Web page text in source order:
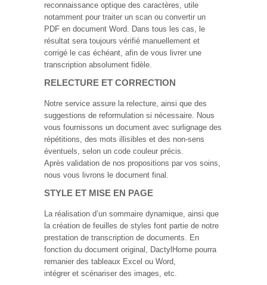
reconnaissance optique des caractères, utile
notamment pour traiter un scan ou convertir un
PDF en document Word. Dans tous les cas, le
résultat sera toujours vérifié manuellement et
corrigé le cas échéant, afin de vous livrer une
transcription absolument fidèle.
RELECTURE ET CORRECTION
Notre service assure la relecture, ainsi que des
suggestions de reformulation si nécessaire. Nous
vous fournissons un document avec surlignage des
répétitions, des mots illisibles et des non-sens
éventuels, selon un code couleur précis.
Après validation de nos propositions par vos soins,
nous vous livrons le document final.
STYLE ET MISE EN PAGE
La réalisation d’un sommaire dynamique, ainsi que
la création de feuilles de styles font partie de notre
prestation de transcription de documents. En
fonction du document original, DactylHome pourra
remanier des tableaux Excel ou Word,
intégrer et scénariser des images, etc.